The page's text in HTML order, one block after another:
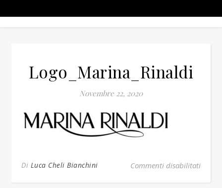
Logo_Marina_Rinaldi
Novembre 22, 2020
Di Luca Cheli Bianchini Commenti disabilitatisu